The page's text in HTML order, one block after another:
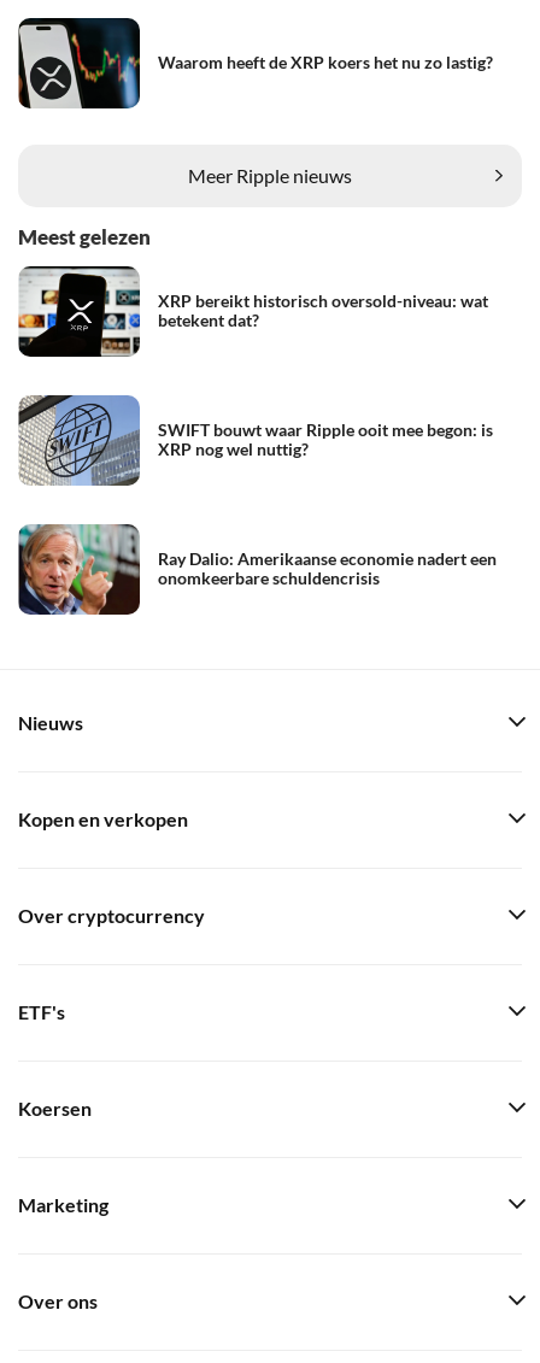
Waarom heeft de XRP koers het nu zo lastig?
Meer Ripple nieuws
Meest gelezen
XRP bereikt historisch oversold-niveau: wat
betekent dat?
SWIFT bouwt waar Ripple ooit mee begon: is
XRP nog wel nuttig?
Ray Dalio: Amerikaanse economie nadert een
onomkeerbare schuldencrisis
Nieuws
Kopen en verkopen
Over cryptocurrency
ETF's
Koersen
Marketing
Over ons